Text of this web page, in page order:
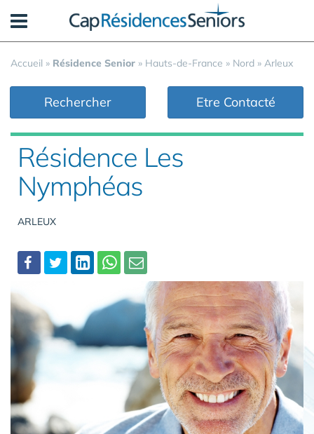
Accueil » Résidence Senior » Hauts-de-France » Nord » Arleux
Rechercher Etre Contacté
Résidence Les
Nymphéas
ARLEUX